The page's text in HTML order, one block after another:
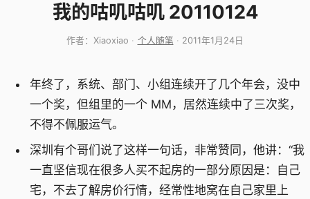
我的咕叽咕叽 20110124
作者： Xiaoxiao 个人随笔 2011年1月24日
年终了，系统、部门、小组连续开了几个年会，没中
一个奖，但组里的一个 MM，居然连续中了三次奖，
不得不佩服运气。
深圳有个哥们说了这样一句话，非常赞同，他讲：“我
一直坚信现在很多人买不起房的一部分原因是：自己
宅，不去了解房价行情，经常性地窝在自己家里上